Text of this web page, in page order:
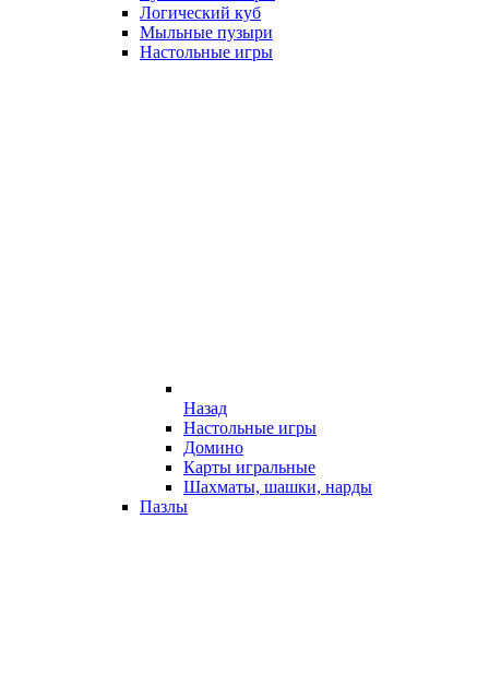
Логический куб
Мыльные пузыри
Настольные игры
Назад
Настольные игры
Домино
Карты игральные
Шахматы, шашки, нарды
Пазлы